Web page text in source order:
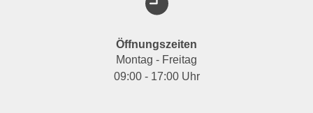
Öffnungszeiten
Montag - Freitag
09:00 - 17:00 Uhr